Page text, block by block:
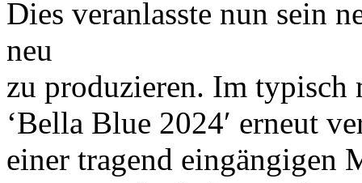
Dies veranlasste nun sein
neu
zu produzieren. Im typisch
‘Bella Blue 2024′ erneut
einer tragend